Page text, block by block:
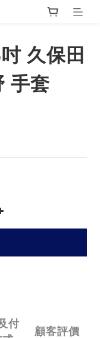
吋 久保田
手套
付
顧客評價